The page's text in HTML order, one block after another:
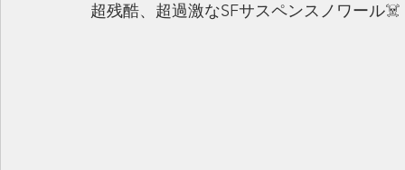
超残酷、超過激なSFサスペンスノワール☠️